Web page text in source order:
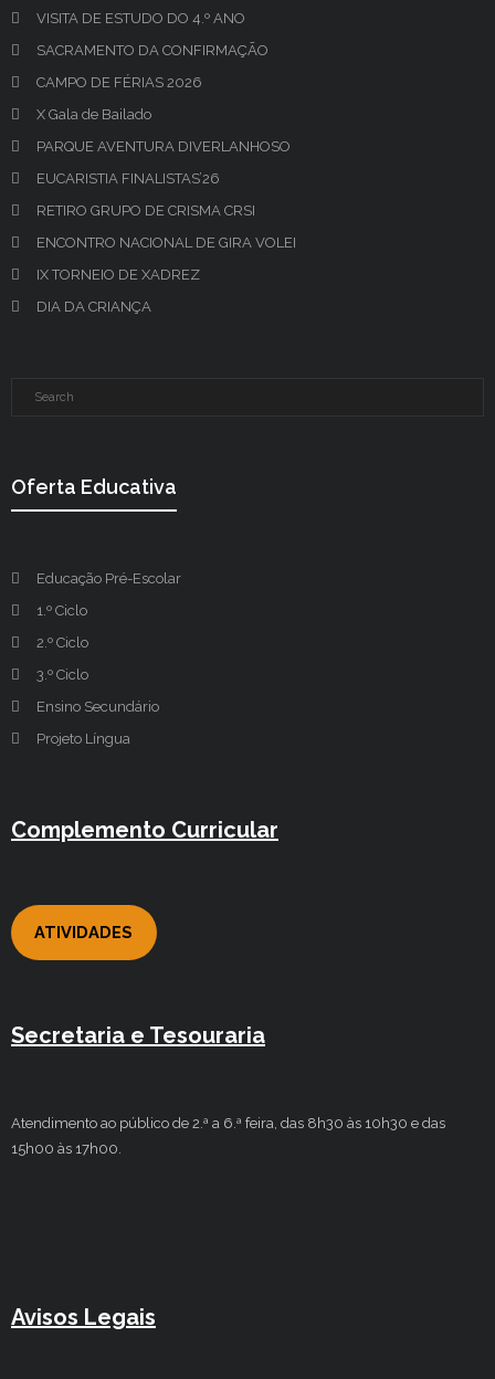
VISITA DE ESTUDO DO 4.º ANO
SACRAMENTO DA CONFIRMAÇÃO
CAMPO DE FÉRIAS 2026
X Gala de Bailado
PARQUE AVENTURA DIVERLANHOSO
EUCARISTIA FINALISTAS’26
RETIRO GRUPO DE CRISMA CRSI
ENCONTRO NACIONAL DE GIRA VOLEI
IX TORNEIO DE XADREZ
DIA DA CRIANÇA
Oferta Educativa
Educação Pré-Escolar
1.º Ciclo
2.º Ciclo
3.º Ciclo
Ensino Secundário
Projeto Língua
Complemento Curricular
ATIVIDADES
Secretaria e Tesouraria
Atendimento ao público de 2.ª a 6.ª feira, das 8h30 às 10h30 e das
15h00 às 17h00.
Avisos Legais